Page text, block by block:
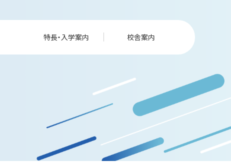
特長・入学案内 校舎案内